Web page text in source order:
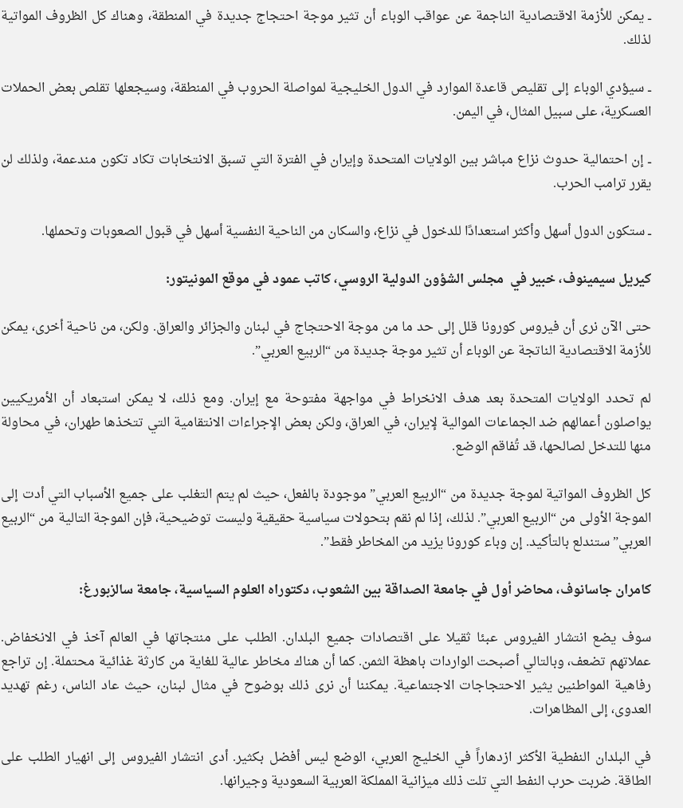
ــ يمكن للأزمة الاقتصادية الناجمة عن عواقب الوباء أن تثير موجة احتجاج جديدة في المنطقة، وهناك كل الظروف المواتية
لذلك.
ــ سيؤدي الوباء إلى تقليص قاعدة الموارد في الدول الخليجية لمواصلة الحروب في المنطقة، وسيجعلها تقلص بعض الحملات
العسكرية، على سبيل المثال، في اليمن.
ــ إن احتمالية حدوث نزاع مباشر بين الولايات المتحدة وإيران في الفترة التي تسبق الانتخابات تكاد تكون مندعمة، ولذلك لن
يقرر ترامب الحرب.
ــ ستكون الدول أسهل وأكثر استعدادًا للدخول في نزاع، والسكان من الناحية النفسية أسهل في قبول الصعوبات وتحملها.
كيريل سيمينوف، خبير في مجلس الشؤون الدولية الروسي، كاتب عمود في موقع المونيتور:
حتى الآن نرى أن فيروس كورونا قلل إلى حد ما من موجة الاحتجاج في لبنان والجزائر والعراق. ولكن، من ناحية أخرى، يمكن
للأزمة الاقتصادية الناتجة عن الوباء أن تثير موجة جديدة من “الربيع العربي”.
لم تحدد الولايات المتحدة بعد هدف الانخراط في مواجهة مفتوحة مع إيران. ومع ذلك، لا يمكن استبعاد أن الأمريكيين
يواصلون أعمالهم ضد الجماعات الموالية لإيران، في العراق، ولكن بعض الإجراءات الانتقامية التي تتخذها طهران، في محاولة
منها للتدخل لصالحها، قد تُفاقم الوضع.
كل الظروف المواتية لموجة جديدة من “الربيع العربي” موجودة بالفعل، حيث لم يتم التغلب على جميع الأسباب التي أدت إلى
الموجة الأولى من “الربيع العربي”. لذلك، إذا لم نقم بتحولات سياسية حقيقية وليست توضيحية، فإن الموجة التالية من “الربيع
العربي” ستندلع بالتأكيد. إن وباء كورونا يزيد من المخاطر فقط”.
كامران جاسانوف، محاضر أول في جامعة الصداقة بين الشعوب، دكتوراه العلوم السياسية، جامعة سالزبورغ:
سوف يضع انتشار الفيروس عبئا ثقيلا على اقتصادات جميع البلدان. الطلب على منتجاتها في العالم آخذ في الانخفاض.
عملاتهم تضعف، وبالتالي أصبحت الواردات باهظة الثمن. كما أن هناك مخاطر عالية للغاية من كارثة غذائية محتملة. إن تراجع
رفاهية المواطنين يثير الاحتجاجات الاجتماعية. يمكننا أن نرى ذلك بوضوح في مثال لبنان، حيث عاد الناس، رغم تهديد
العدوى، إلى المظاهرات.
في البلدان النفطية الأكثر ازدهاراً في الخليج العربي، الوضع ليس أفضل بكثير. أدى انتشار الفيروس إلى انهيار الطلب على
الطاقة. ضربت حرب النفط التي تلت ذلك ميزانية المملكة العربية السعودية وجيرانها.